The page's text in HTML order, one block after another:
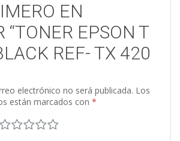
EN
“TONER EPSON T
REF- TX 420
electrónico no será publicada. Los
están marcados con *